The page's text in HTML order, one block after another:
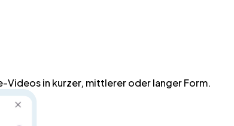
Videos in kurzer, mittlerer oder langer Form.